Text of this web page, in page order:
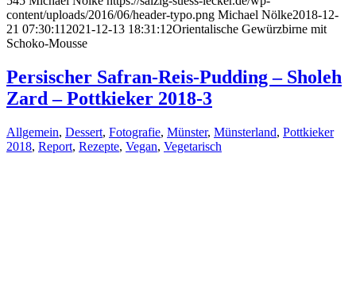
content/uploads/2016/06/header-typo.png Michael Nölke2018-12-
21 07:30:11 2021-12-13 18:31:12Orientalische Gewürzbirne mit
Schoko-Mousse
Persischer Safran-Reis-Pudding – Sholeh
Zard – Pottkieker 2018-3
Allgemein, Dessert, Fotografie, Münster, Münsterland, Pottkieker
2018, Report, Rezepte, Vegan, Vegetarisch